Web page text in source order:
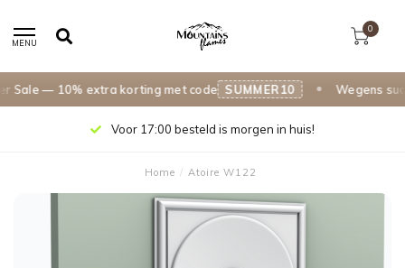
Sale — 10% extra korting met code SUMMER10 Wegens
MENU
0
Voor 17:00 besteld is morgen in huis!
Home / Atoire W122